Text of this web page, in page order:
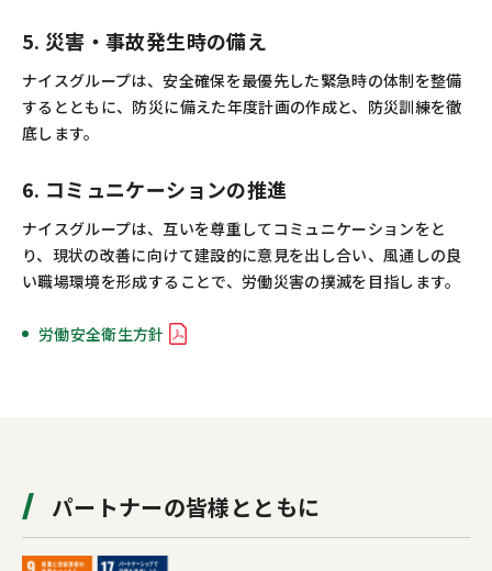
5. 災害・事故発生時の備え
ナイスグループは、安全確保を最優先した緊急時の体制を整備
するとともに、防災に備えた年度計画の作成と、防災訓練を徹
底します。
6. コミュニケーションの推進
ナイスグループは、互いを尊重してコミュニケーションをと
り、現状の改善に向けて建設的に意見を出し合い、風通しの良
い職場環境を形成することで、労働災害の撲滅を目指します。
労働安全衛生方針
パートナーの皆様とともに